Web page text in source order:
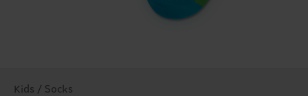
Kids / Socks